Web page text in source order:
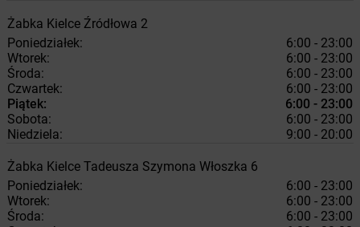
Żabka Kielce Źródłowa 2
Poniedziałek:
6:00 - 23:00
Wtorek:
6:00 - 23:00
Środa:
6:00 - 23:00
Czwartek:
6:00 - 23:00
Piątek:
6:00 - 23:00
Sobota:
6:00 - 23:00
Niedziela:
9:00 - 20:00
Żabka Kielce Tadeusza Szymona Włoszka 6
Poniedziałek:
6:00 - 23:00
Wtorek:
6:00 - 23:00
Środa:
6:00 - 23:00